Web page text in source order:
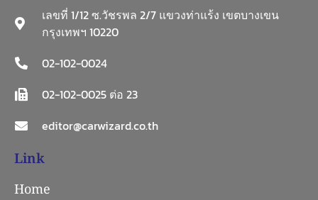
เลขที่ 1/12 ซ.วัชรพล 2/7 แขวงท่าแร้ง เขตบางเขน
กรุงเทพฯ 10220
02-102-0024
02-102-0025 ต่อ 23
editor@carwizard.co.th
Link
Home